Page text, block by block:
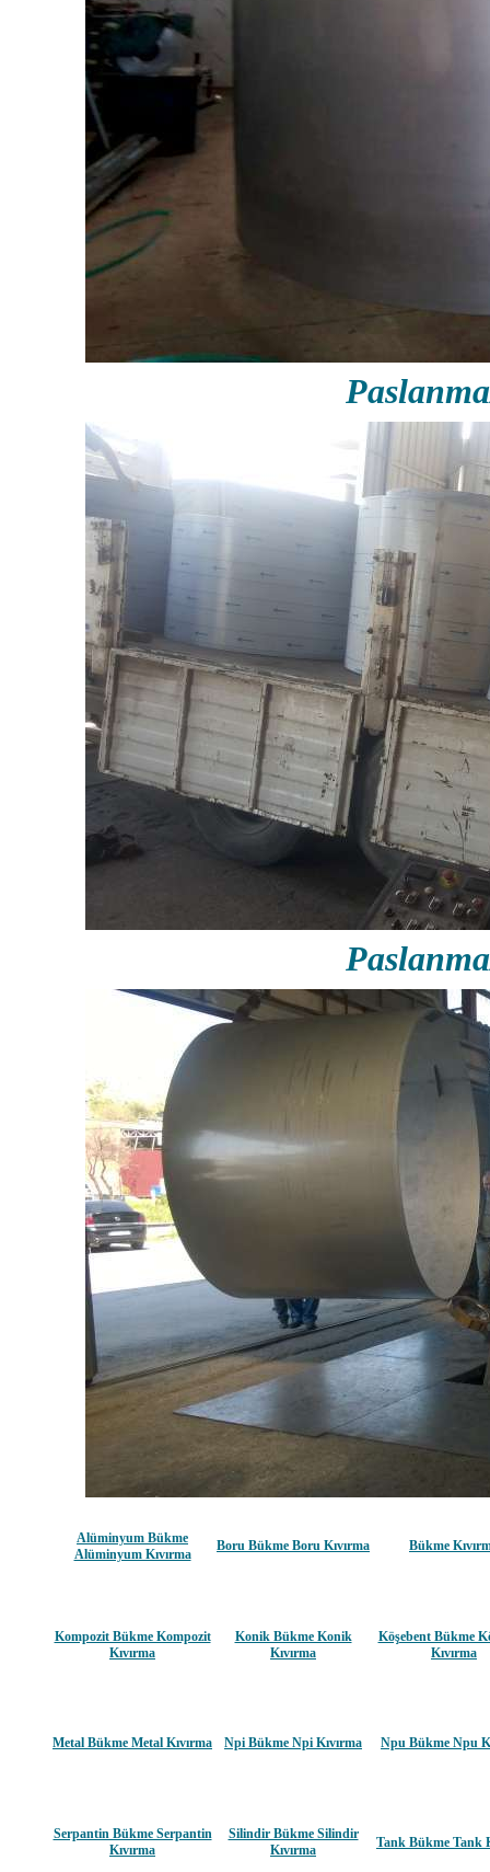
Alüminyum Bükme
Alüminyum Kıvırma
Boru Bükme Boru Kıvırma Bükme
Kompozit Bükme Kompozit
Kıvırma
Konik Bükme Konik
Kıvırma
Köşebent Bükme
Kıvırma
Metal Bükme Metal Kıvırma Npi Bükme Npi Kıvırma Npu Bükme Npu
Serpantin Bükme Serpantin
Kıvırma
Silindir Bükme Silindir
Kıvırma
Tank Bükme Tank